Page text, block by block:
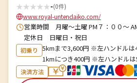
★★★★★-(0件)
www.royal-untendaiko.com/
営業時間 月曜～土曜 PM７：００～
定休日 日曜日・祝日
初乗り
5kmまで3,600円 ※左ハンドルは
1kmにつき400円 ※左ハンドルは
決済方法